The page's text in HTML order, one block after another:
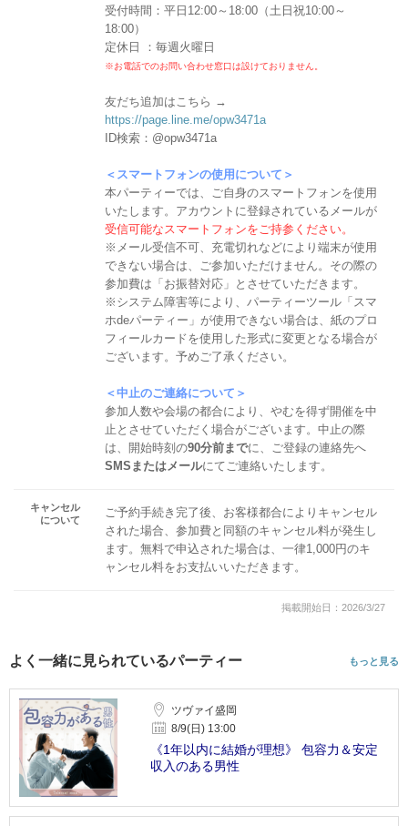
受付時間：平日12:00～18:00（土日祝10:00～
18:00）
定休日 ：毎週火曜日
※お電話でのお問い合わせ窓口は設けておりません。
友だち追加はこちら →
https://page.line.me/opw3471a
ID検索：@opw3471a
＜スマートフォンの使用について＞
本パーティーでは、ご自身のスマートフォンを使用
いたします。アカウントに登録されているメールが
受信可能なスマートフォンをご持参ください。
※メール受信不可、充電切れなどにより端末が使用
できない場合は、ご参加いただけません。その際の
参加費は「お振替対応」とさせていただきます。
※システム障害等により、パーティーツール「スマ
ホdeパーティー」が使用できない場合は、紙のプロ
フィールカードを使用した形式に変更となる場合が
ございます。予めご了承ください。
＜中止のご連絡について＞
参加人数や会場の都合により、やむを得ず開催を中
止とさせていただく場合がございます。中止の際
は、開始時刻の90分前までに、ご登録の連絡先へ
SMSまたはメールにてご連絡いたします。
キャンセル
について
ご予約手続き完了後、お客様都合によりキャンセル
された場合、参加費と同額のキャンセル料が発生し
ます。無料で申込された場合は、一律1,000円のキ
ャンセル料をお支払いいただきます。
掲載開始日：2026/3/27
よく一緒に見られているパーティー もっと見る
ツヴァイ盛岡
8/9(日) 13:00
《1年以内に結婚が理想》 包容力＆安定
収入のある男性